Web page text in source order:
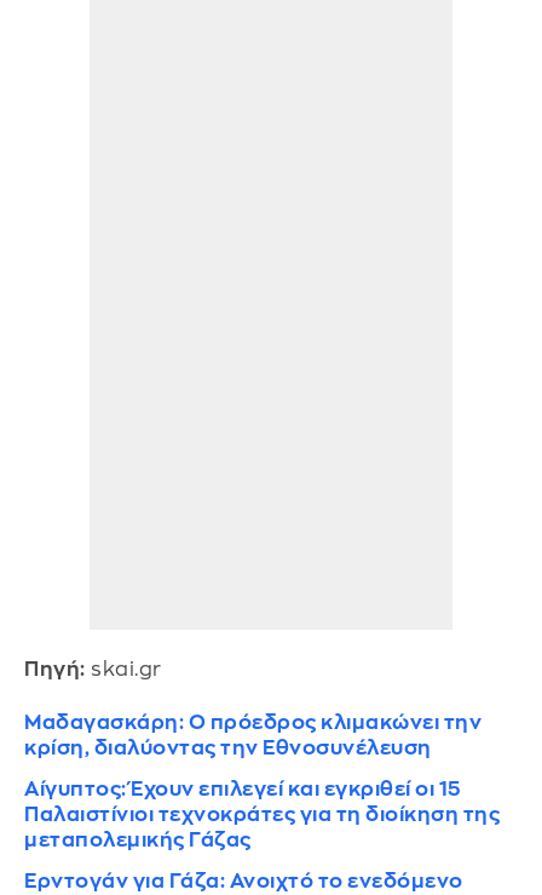
Πηγή: skai.gr
Μαδαγασκάρη: Ο πρόεδρος κλιμακώνει την
κρίση, διαλύοντας την Εθνοσυνέλευση
Αίγυπτος: Έχουν επιλεγεί και εγκριθεί οι 15
Παλαιστίνιοι τεχνοκράτες για τη διοίκηση της
μεταπολεμικής Γάζας
Ερντογάν για Γάζα: Ανοιχτό το ενεδόμενο